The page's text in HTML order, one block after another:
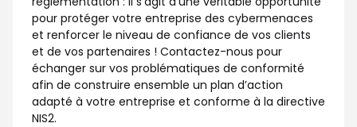
pour protéger votre entreprise des cybermenaces
et renforcer le niveau de confiance de vos clients
et de vos partenaires ! Contactez-nous pour
échanger sur vos problématiques de conformité
afin de construire ensemble un plan d’action
adapté à votre entreprise et conforme à la directive
NIS2.